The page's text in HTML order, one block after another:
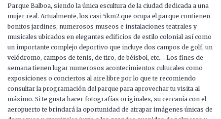
Parque Balboa, siendo la única escultura de la ciudad dedicada a una
mujer real. Actualmente, los casi 5km2 que ocupa el parque contienen
bonitos jardines, numerosos museos e instalaciones teatrales y
musicales ubicados en elegantes edificios de estilo colonial así como
un importante complejo deportivo que incluye dos campos de golf, un
velódromo, campos de tenis, de tiro, de béisbol, etc.. . Los fines de
semana tienen lugar numerosos acontecimientos culturales como
exposiciones o conciertos al aire libre por lo que te recomiendo
consultar la programación del parque para aprovechar tu visita al
máximo. Si te gusta hacer fotografías originales, su cercanía con el
aeropuerto te brindará la oportunidad de atrapar imágenes únicas de